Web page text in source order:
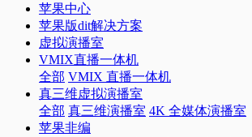
苹果中心
苹果版dit解决方案
虚拟演播室
VMIX直播一体机
全部 VMIX 直播一体机
真三维虚拟演播室
全部 真三维演播室 4K 全媒体演播室
苹果非编